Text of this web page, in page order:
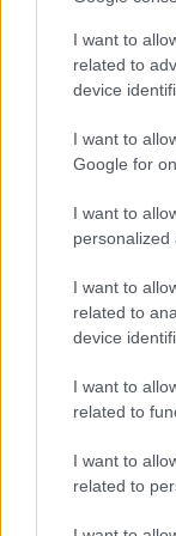
I want to
related to
device
I want to
Google for
I want to
personalized
I want to
related to
device
I want to
related to
I want to
related to
Δώρο
Μεγάλη
Μαΐου, αλλά
καταβάλλουν
Μπορείτε να
: https://
pasxa.php.
Χρόνοι
Δεν
οποίες
εργασία
Δεν